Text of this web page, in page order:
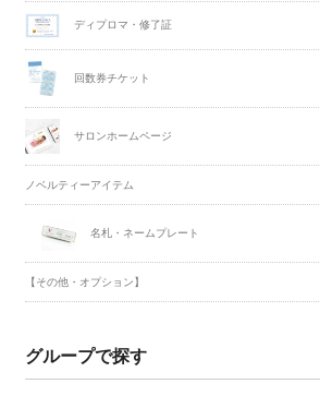
ディプロマ・修了証
回数券チケット
サロンホームページ
ノベルティーアイテム
名札・ネームプレート
【その他・オプション】
グループで探す